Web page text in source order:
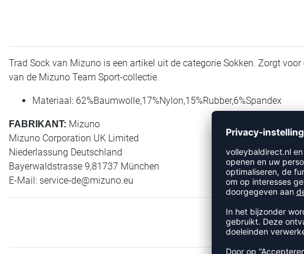
Trad Sock van Mizuno is een artikel uit de categorie Sokken. Zorgt
van de Mizuno Team Sport-collectie.
Materiaal: 62%Baumwolle,17%Nylon,15%Rubber,6%Spandex
FABRIKANT: Mizuno
Mizuno Corporation UK Limited
Niederlassung Deutschland
Bayerwaldstrasse 9,81737 München
E-Mail: service-de@mizuno.eu